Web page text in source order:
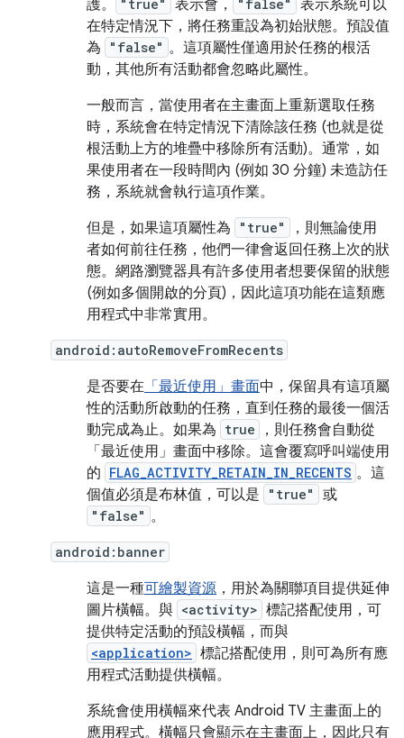
護。 "true" 表示會， "false"
表示系統可以
在特定情況下，將任務重設為初始狀態。預設值
為
"false" 。這項屬性僅適用於任務的根活
動，其他所有活動都會忽略此屬性。
一般而言，當使用者在主畫面上重新選取任務
時，系統會在特定情況下清除該任務 (也就是從
根活動上方的堆疊中移除所有活動)。通常，如
果使用者在一段時間內 (例如 30 分鐘) 未造訪任
務，系統就會執行這項作業。
但是，如果這項屬性為
"true"
，則無論使用
者如何前往任務，他們一律會返回任務上次的狀
態。網路瀏覽器具有許多使用者想要保留的狀態
(例如多個開啟的分頁)，因此這項功能在這類應
用程式中非常實用。
android:autoRemoveFromRecents
是否要在 「最近使用」畫面中，保留具有這項屬
性的活動所啟動的任務，直到任務的最後一個活
動完成為止。如果為 true
，則任務會自動從
「最近使用」畫面中移除。這會覆寫呼叫端使用
的 FLAG_ACTIVITY_RETAIN_IN_RECENTS 。這
個值必須是布林值，可以是
"true" 或
"false" 。
android:banner
這是一種可繪製資源 ，用於為關聯項目提供延伸
圖片橫幅。與 <activity> 標記搭配使用，可
提供特定活動的預設橫幅，而與
<application> 標記搭配使用，則可為所有應
用程式活動提供橫幅。
系統會使用橫幅來代表 Android TV 主畫面上的
應用程式。橫幅只會顯示在主畫面上，因此只有